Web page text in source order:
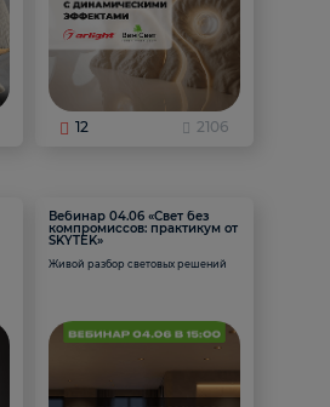
12 2106
Вебинар 04.06 «Свет без
компромиссов: практикум от
SKYTEK»
Живой разбор световых решений